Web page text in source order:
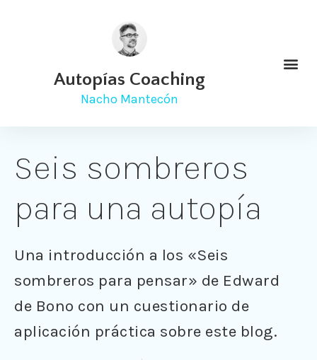
Autopías Coaching
Nacho Mantecón
Seis sombreros
para una autopía
Una introducción a los «Seis
sombreros para pensar» de Edward
de Bono con un cuestionario de
aplicación práctica sobre este blog.